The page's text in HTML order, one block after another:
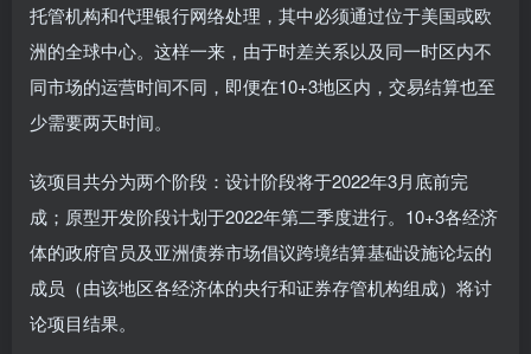
托管机构和代理银行网络处理，其中必须通过位于美国或欧
洲的全球中心。这样一来，由于时差关系以及同一时区内不
同市场的运营时间不同，即便在10+3地区内，交易结算也至
少需要两天时间。
该项目共分为两个阶段：设计阶段将于2022年3月底前完
成；原型开发阶段计划于2022年第二季度进行。10+3各经济
体的政府官员及亚洲债券市场倡议跨境结算基础设施论坛的
成员（由该地区各经济体的央行和证券存管机构组成）将讨
论项目结果。